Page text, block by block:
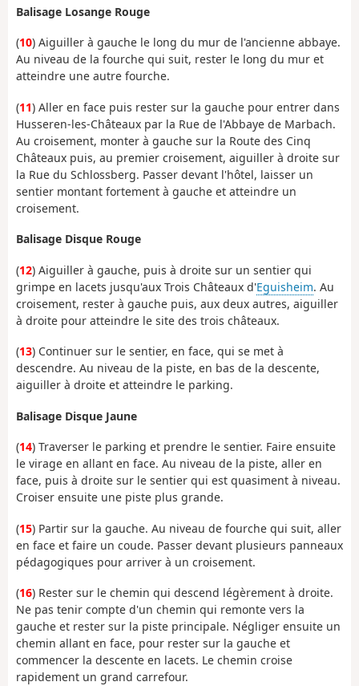
Balisage Losange Rouge
(10) Aiguiller à gauche le long du mur de l'ancienne abbaye.
Au niveau de la fourche qui suit, rester le long du mur et
atteindre une autre fourche.
(11) Aller en face puis rester sur la gauche pour entrer dans
Husseren-les-Châteaux par la Rue de l'Abbaye de Marbach.
Au croisement, monter à gauche sur la Route des Cinq
Châteaux puis, au premier croisement, aiguiller à droite sur
la Rue du Schlossberg. Passer devant l'hôtel, laisser un
sentier montant fortement à gauche et atteindre un
croisement.
Balisage Disque Rouge
(12) Aiguiller à gauche, puis à droite sur un sentier qui
grimpe en lacets jusqu'aux Trois Châteaux d'Eguisheim. Au
croisement, rester à gauche puis, aux deux autres, aiguiller
à droite pour atteindre le site des trois châteaux.
(13) Continuer sur le sentier, en face, qui se met à
descendre. Au niveau de la piste, en bas de la descente,
aiguiller à droite et atteindre le parking.
Balisage Disque Jaune
(14) Traverser le parking et prendre le sentier. Faire ensuite
le virage en allant en face. Au niveau de la piste, aller en
face, puis à droite sur le sentier qui est quasiment à niveau.
Croiser ensuite une piste plus grande.
(15) Partir sur la gauche. Au niveau de fourche qui suit, aller
en face et faire un coude. Passer devant plusieurs panneaux
pédagogiques pour arriver à un croisement.
(16) Rester sur le chemin qui descend légèrement à droite.
Ne pas tenir compte d'un chemin qui remonte vers la
gauche et rester sur la piste principale. Négliger ensuite un
chemin allant en face, pour rester sur la gauche et
commencer la descente en lacets. Le chemin croise
rapidement un grand carrefour.